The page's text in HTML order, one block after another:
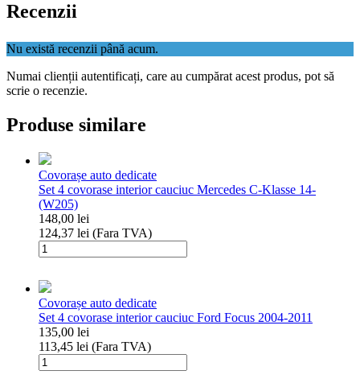
Recenzii
Nu există recenzii până acum.
Numai clienții autentificați, care au cumpărat acest produs, pot să
scrie o recenzie.
Produse similare
Covorașe auto dedicate
Set 4 covorase interior cauciuc Mercedes C-Klasse 14-
(W205)
148,00 lei
124,37 lei (Fara TVA)
Cantitate
Set
covorase
interior
cauciuc
Mercedes
C-
Klasse
Covorașe auto dedicate
Set 4 covorase interior cauciuc Ford Focus 2004-2011
135,00 lei
113,45 lei (Fara TVA)
Cantitate
Set